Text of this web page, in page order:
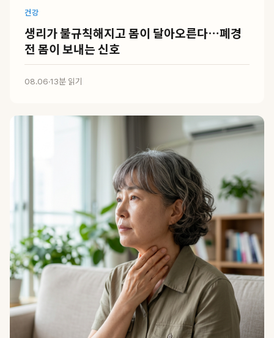
건강
생리가 불규칙해지고 몸이 달아오른다…폐경
전 몸이 보내는 신호
08.06·13분 읽기